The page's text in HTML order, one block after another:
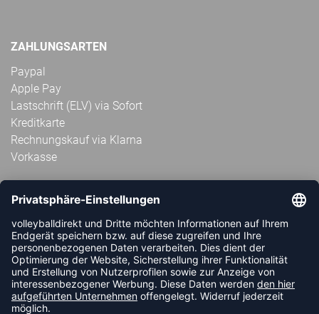
ZAHLUNGSARTEN
Paypal
Apple Pay
Lastschrift (ELV) via Sofort
Kreditkarte
Rechnungskauf via Klarna
Vorkasse
ABONNIERE JETZT DEN KOSTENLOSEN
VOLLEYBALLDIREKT-NEWSLETTER UND VERPASSE KEINE
NEUIGKEIT ODER AKTION MEHR.
JETZT ANMELDEN